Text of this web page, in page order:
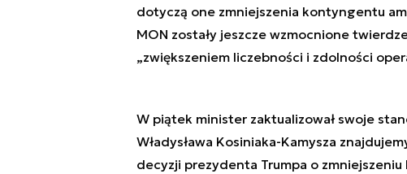
dotyczą one zmniejszenia kontyngentu
MON zostały jeszcze wzmocnione
„zwiększeniem liczebności i zdolności
W piątek minister zaktualizował swoje
Władysława Kosiniaka-Kamysza
decyzji prezydenta Trumpa o